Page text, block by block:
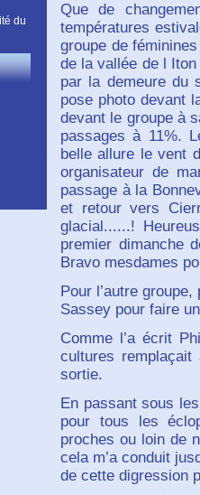
du
Que de
températures
groupe de
de la vallée de l
par la demeure du
pose photo devant
devant le groupe à
passages à 11%.
belle allure le vent
organisateur de
passage à la
et retour vers
glacial......!
premier dimanche
Bravo mesdames
Pour l’autre
Sassey pour faire
Comme l’a écrit
cultures
sortie.
En passant sous
pour tous les
proches ou loin de
cela m’a conduit
de cette digression